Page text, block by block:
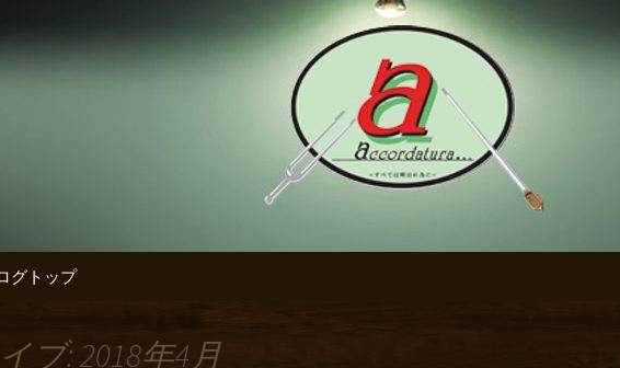
泉のダイニングバ
ラ】のブログ
グトップ
ブ: 2018年4月